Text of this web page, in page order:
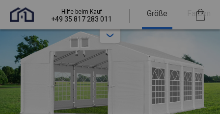
Hilfe beim Kauf
+49 35 817 283 011
Größe Farben